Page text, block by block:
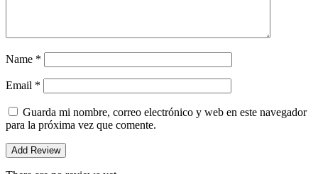
Name *
Email *
Guarda mi nombre, correo electrónico y web en este navegador
para la próxima vez que comente.